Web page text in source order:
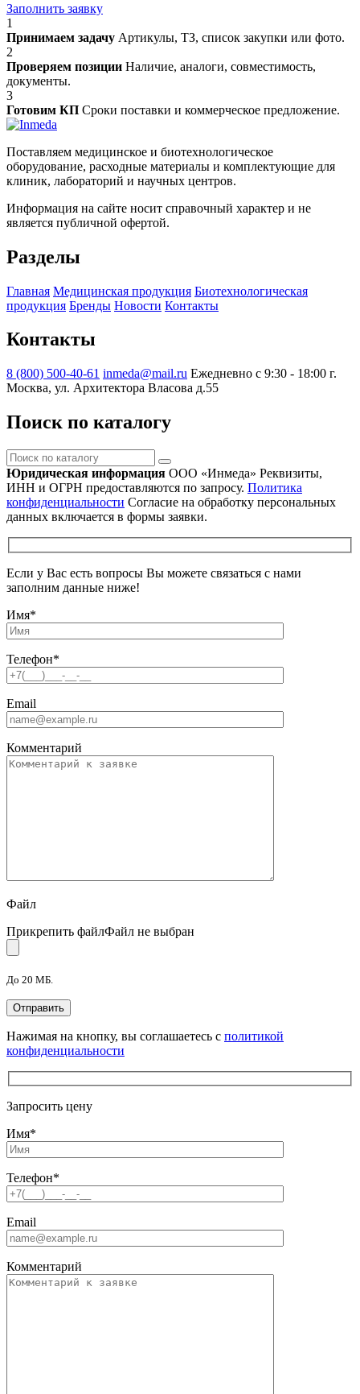
Заполнить заявку
1
Принимаем задачу Артикулы, ТЗ, список закупки или фото.
2
Проверяем позиции Наличие, аналоги, совместимость,
документы.
3
Готовим КП Сроки поставки и коммерческое предложение.
Поставляем медицинское и биотехнологическое
оборудование, расходные материалы и комплектующие для
клиник, лабораторий и научных центров.
Информация на сайте носит справочный характер и не
является публичной офертой.
Разделы
Главная Медицинская продукция Биотехнологическая
продукция Бренды Новости Контакты
Контакты
8 (800) 500-40-61 inmeda@mail.ru Ежедневно с 9:30 - 18:00 г.
Москва, ул. Архитектора Власова д.55
Поиск по каталогу
Поиск
по
каталогу
Юридическая информация ООО «Инмеда» Реквизиты,
ИНН и ОГРН предоставляются по запросу. Политика
конфиденциальности Согласие на обработку персональных
данных включается в формы заявки.
Если у Вас есть вопросы Вы можете связаться с нами
заполним данные ниже!
Имя*
Телефон*
Email
Комментарий
Файл
Прикрепить файлФайл не выбран
До 20 МБ.
Нажимая на кнопку, вы соглашаетесь с политикой
конфиденциальности
Запросить цену
Имя*
Телефон*
Email
Комментарий